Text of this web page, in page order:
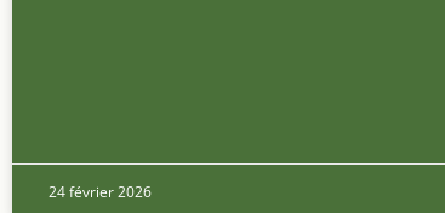
24 février 2026